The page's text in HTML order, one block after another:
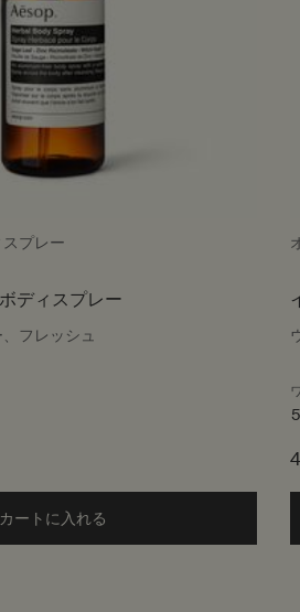
シュ to cart
プレー
ディスプレー
フレッシュ
カートに入れる Add the イソップ ハーバ